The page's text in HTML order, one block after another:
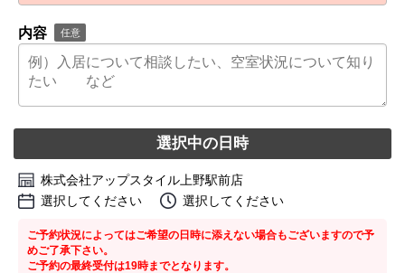
内容 任意
選択中の日時
株式会社アップスタイル上野駅前店
選択してください
選択してください
ご予約状況によってはご希望の日時に添えない場合もございますので予
めご了承下さい。
ご予約の最終受付は19時までとなります。